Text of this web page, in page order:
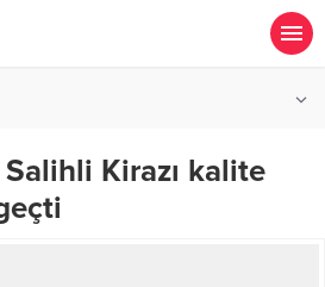
Kirazı kalite